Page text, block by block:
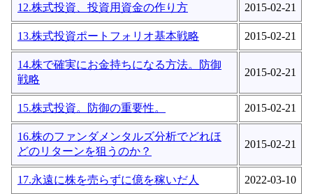
12.株式投資、投資用資金の作り方 2015-02-21
13.株式投資ポートフォリオ基本戦略 2015-02-21
14.株で確実にお金持ちになる方法。防御
戦略
2015-02-21
15.株式投資。防御の重要性。 2015-02-21
16.株のファンダメンタルズ分析でどれほ
どのリターンを狙うのか？
2015-02-21
17.永遠に株を売らずに億を稼いだ人 2022-03-10